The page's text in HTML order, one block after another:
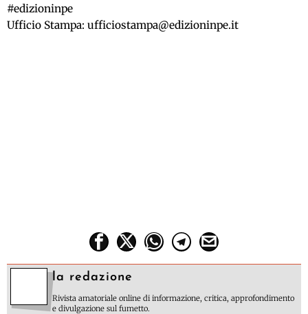
#edizioninpe
Ufficio Stampa: ufficiostampa@edizioninpe.it
la redazione
Rivista amatoriale online di informazione, critica, approfondimento
e divulgazione sul fumetto.